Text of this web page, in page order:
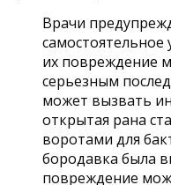
Врачи
их повреждение
серьезным
может вызвать
открытая рана
воротами для
бородавка была
повреждение